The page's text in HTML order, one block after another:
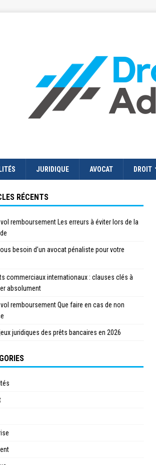
JURIDIQUE AVOCAT DROIT
RÉCENTS
vol remboursement Les erreurs à éviter lors de la
besoin d’un avocat pénaliste pour votre
commerciaux internationaux : clauses clés à
absolument
vol remboursement Que faire en cas de non
juridiques des prêts bancaires en 2026